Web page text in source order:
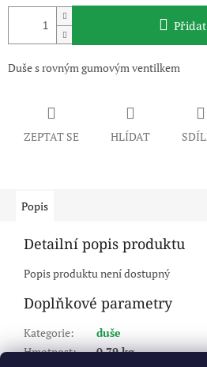
Duše s rovným gumovým ventilkem
ZEPTAT SE HLÍDAT
Popis
Detailní popis produktu
Popis produktu není dostupný
Doplňkové parametry
Kategorie:
duše
Hmotnost:
0.79 kg